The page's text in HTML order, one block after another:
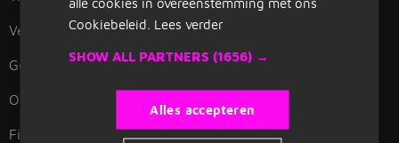
Verpleegkundige
Gehandicaptenzorg
Ouderenzorg
Fietsenmaker
Manager
Coach
Persoonlijk begeleider
Cookiebeleid. Lees verder
SHOW ALL PARTNERS (1656) →
Alles accepteren